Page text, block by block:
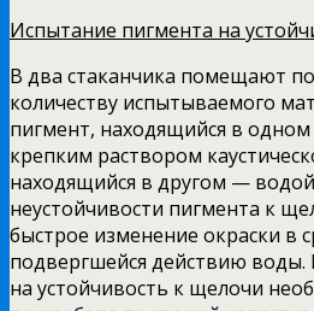
Испытание пигмента на
В два стаканчика помещают
количеству испытываемого
пигмент, находящийся в одном
крепким раствором
находящийся в другом —
неустойчивости пигмента к
быстрое изменение окраски в
подверг­шейся действию
на устойчи­вость к щелочи